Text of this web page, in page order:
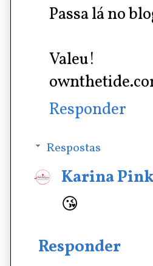
Passa lá no
Valeu!
Responder
Respostas
Karina
😘
Responder